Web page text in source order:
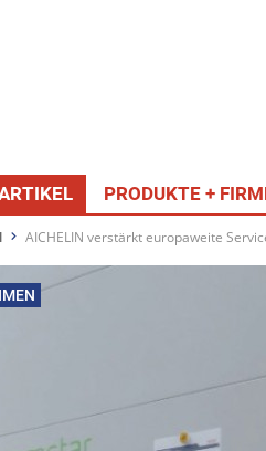
PRODUKTE +
AICHELIN verstärkt europaweite